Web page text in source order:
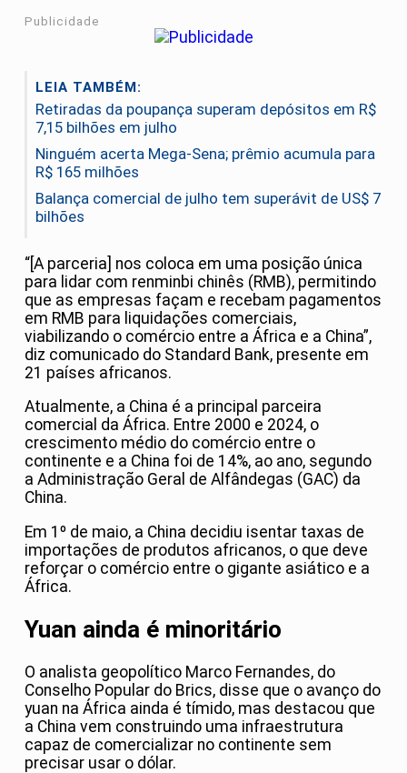
Publicidade
LEIA TAMBÉM:
Retiradas da poupança superam depósitos em R$
7,15 bilhões em julho
Ninguém acerta Mega-Sena; prêmio acumula para
R$ 165 milhões
Balança comercial de julho tem superávit de US$ 7
bilhões
“[A parceria] nos coloca em uma posição única
para lidar com renminbi chinês (RMB), permitindo
que as empresas façam e recebam pagamentos
em RMB para liquidações comerciais,
viabilizando o comércio entre a África e a China”,
diz comunicado do Standard Bank, presente em
21 países africanos.
Atualmente, a China é a principal parceira
comercial da África. Entre 2000 e 2024, o
crescimento médio do comércio entre o
continente e a China foi de 14%, ao ano, segundo
a Administração Geral de Alfândegas (GAC) da
China.
Em 1º de maio, a China decidiu isentar taxas de
importações de produtos africanos, o que deve
reforçar o comércio entre o gigante asiático e a
África.
Yuan ainda é minoritário
O analista geopolítico Marco Fernandes, do
Conselho Popular do Brics, disse que o avanço do
yuan na África ainda é tímido, mas destacou que
a China vem construindo uma infraestrutura
capaz de comercializar no continente sem
precisar usar o dólar.